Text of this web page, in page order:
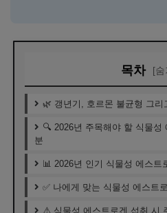
목차 [숨
🌿 갱년기, 호르몬 불균형 그리
🔍 2026년 주목해야 할 식물성
분
📊 2026년 인기 식물성 에스트
✅ 나에게 맞는 식물성 에스트
⚠️ 식물성 에스트로겐 섭취 시